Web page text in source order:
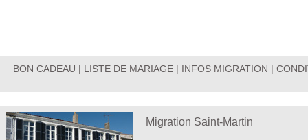
BON CADEAU | LISTE DE MARIAGE| INFOS MIGRATION |
Migration Saint-Martin